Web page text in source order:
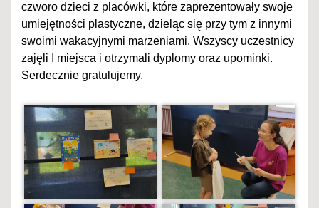
czworo dzieci z placówki, które zaprezentowały swoje
umiejętności plastyczne, dzieląc się przy tym z innymi
swoimi wakacyjnymi marzeniami. Wszyscy uczestnicy
zajęli I miejsca i otrzymali dyplomy oraz upominki.
Serdecznie gratulujemy.